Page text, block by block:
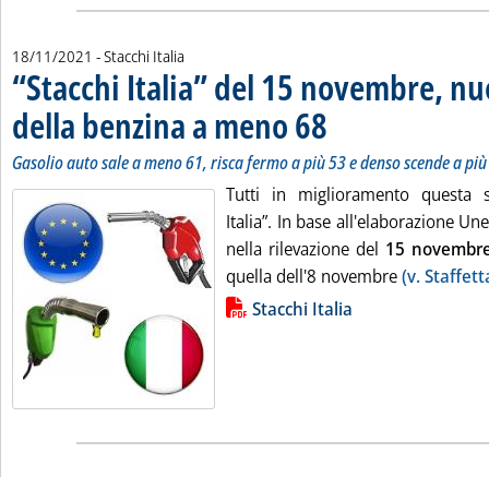
18/11/2021 - Stacchi Italia
“Stacchi Italia” del 15 novembre,
della benzina a meno 68
Gasolio auto sale a meno 61, risca fermo a più 53 e denso scende a
Tutti in miglioramento questa
Italia”. In base all'elaborazione
nella rilevazione del 15
quella dell'8 novembre(v.
Lista allegati PDF alla notizia
Stacchi Italia